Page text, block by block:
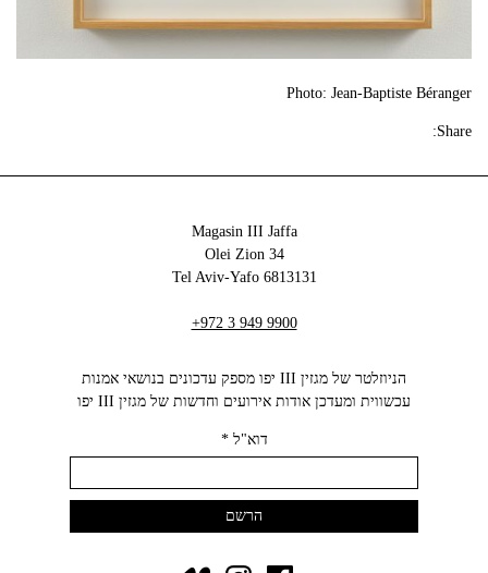
Photo: Jean-Baptiste Béranger
Share:
Magasin III Jaffa
34 Olei Zion
6813131 Tel Aviv-Yafo
+972 3 949 9900
הניוזלטר של מגזין III יפו מספק עדכונים בנושאי אמנות
עכשווית ומעדכן אודות אירועים וחדשות של מגזין III יפו‬
דוא"ל*